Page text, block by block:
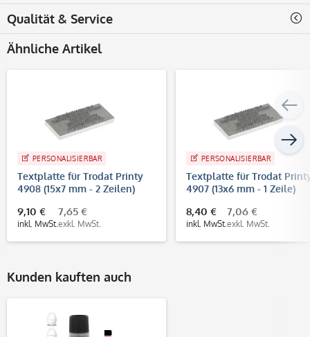
Qualität & Service
Ähnliche Artikel
PERSONALISIERBAR
Textplatte für Trodat Printy
4908 (15x7 mm - 2 Zeilen)
9,10 €
inkl. MwSt.
7,65 €
exkl. MwSt.
PERSONALISIERBAR
Textplatte für Trodat
4907 (13x6 mm - 1 Zeile)
8,40 €
inkl. MwSt.
7,06 €
exkl. MwSt.
Kunden kauften auch